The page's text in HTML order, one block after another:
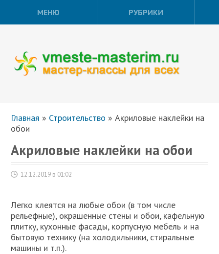
МЕНЮ РУБРИКИ
Главная » Строительство »Акриловые наклейки на
обои
Акриловые наклейки на обои
12.12.2019 в 01:02
Легко клеятся на любые обои (в том числе
рельефные), окрашенные стены и обои, кафельную
плитку, кухонные фасады, корпусную мебель и на
бытовую технику (на холодильники, стиральные
машины и т.п.).